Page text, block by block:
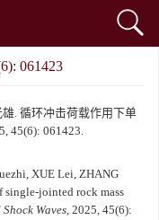
061423
. 循环冲击荷载作用下单
45(6): 061423.
XUE Lei, ZHANG
single-jointed rock mass
Waves, 2025, 45(6):